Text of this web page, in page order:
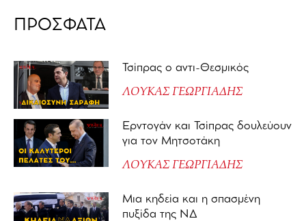
ΠΡΟΣΦΑΤΑ
Τσίπρας ο αντι-Θεσμικός
ΛΟΥΚΑΣ ΓΕΩΡΓΙΑΔΗΣ
Ερντογάν και Τσίπρας δουλεύουν
για τον Μητσοτάκη
ΛΟΥΚΑΣ ΓΕΩΡΓΙΑΔΗΣ
Μια κηδεία και η σπασμένη
πυξίδα της ΝΔ